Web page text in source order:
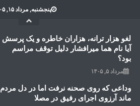
پنجشنبه, مرداد ۱۵, ۱۴۰۵
لغو هزار ترانه، هزاران خاطره و یک پرسش
آیا نام هما میرافشار دلیل توقف مراسم
بود؟
مرداد ۵, ۱۴۰۵
وداعی که روی صحنه نرفت اما در دل مردم
ماند آرزوی اجرای رفیق در مصلا